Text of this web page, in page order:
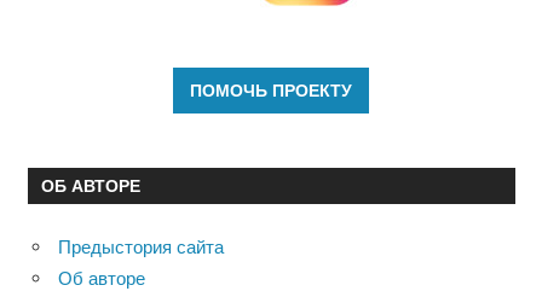
ОБ АВТОРЕ
Предыстория сайта
Об авторе